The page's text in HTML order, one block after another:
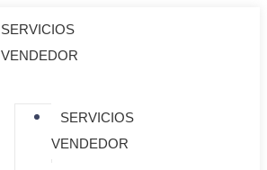
SERVICIOS
VENDEDOR
SERVICIOS
VENDEDOR